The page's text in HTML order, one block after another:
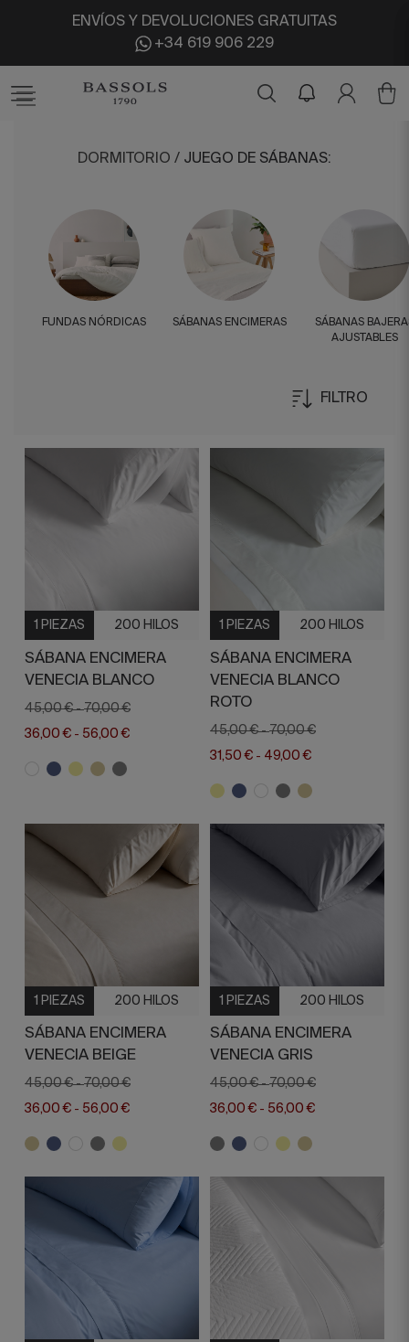
ENVÍOS Y DEVOLUCIONES GRATUITAS
+34 619 906 229
DORMITORIO / JUEGO DE SÁBANAS:
FUNDAS NÓRDICAS SÁBANAS ENCIMERAS
SÁBANAS
AJUSTABLES
FILTRO
1 PIEZAS 200 HILOS
SÁBANA ENCIMERA
VENECIA BLANCO
45,00 € -70,00 €
36,00 € - 56,00 €
1 PIEZAS 200 HILOS
SÁBANA ENCIMERA
VENECIA BLANCO
ROTO
45,00 € -70,00 €
31,50 € - 49,00 €
1 PIEZAS 200 HILOS
SÁBANA ENCIMERA
VENECIA BEIGE
45,00 € -70,00 €
36,00 € - 56,00 €
1 PIEZAS 200 HILOS
SÁBANA ENCIMERA
VENECIA GRIS
45,00 € -70,00 €
36,00 € - 56,00 €